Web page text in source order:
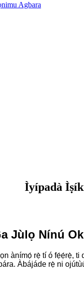
Agbara
Ìyípadà
Jùlọ Nínú
ànímọ́ rẹ̀ tí ó fẹ́ẹ́rẹ̀,
Àbájáde rẹ̀ ni